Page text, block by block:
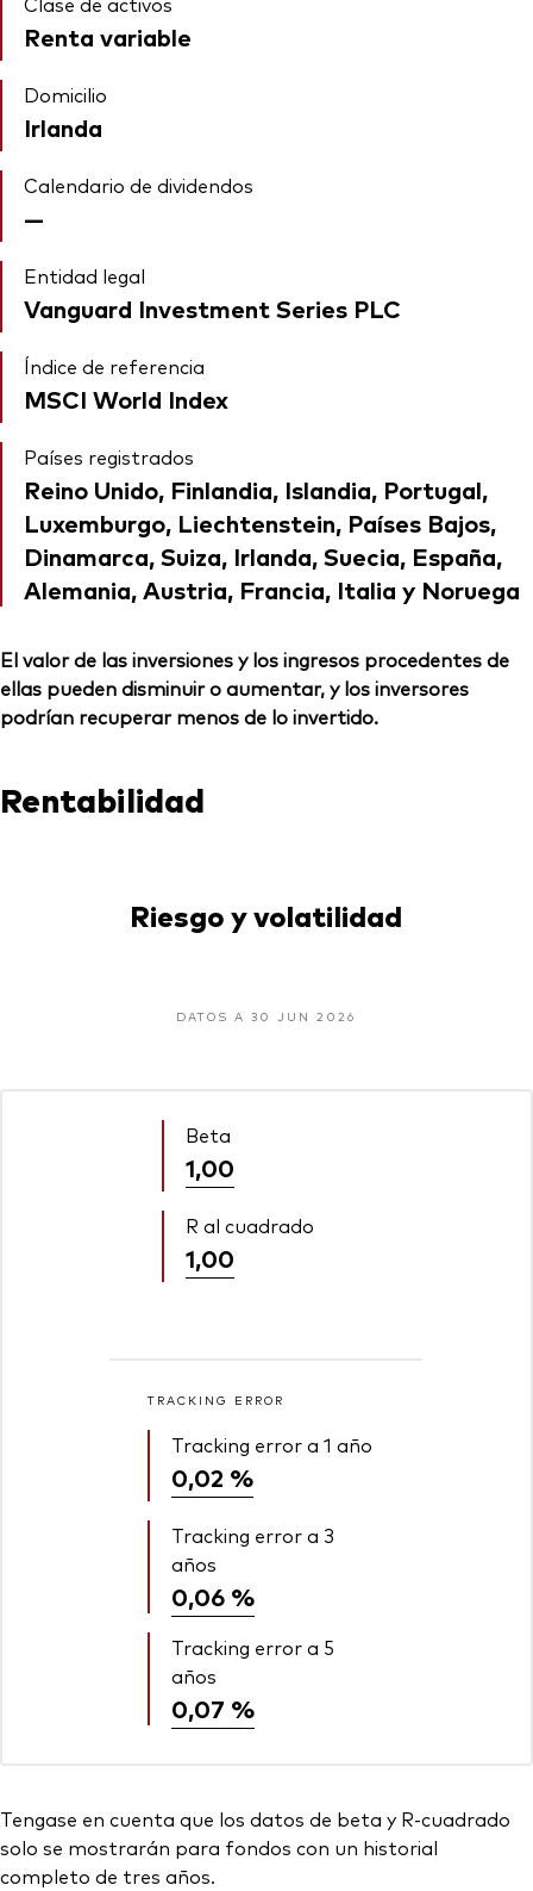
Renta variable
Domicilio
Irlanda
Calendario de dividendos
—
Entidad legal
Vanguard Investment Series PLC
Índice de referencia
MSCI World Index
Países registrados
Reino Unido, Finlandia, Islandia, Portugal,
Luxemburgo, Liechtenstein, Países Bajos,
Dinamarca, Suiza, Irlanda, Suecia, España,
Alemania, Austria, Francia, Italia y Noruega
El valor de las inversiones y los ingresos procedentes de
ellas pueden disminuir o aumentar, y los inversores
podrían recuperar menos de lo invertido.
Rentabilidad
Riesgo y volatilidad
DATOS A 30 JUN 2026
Beta
1,00
R al cuadrado
1,00
TRACKING ERROR
Tracking error a 1 año
0,02 %
Tracking error a 3
años
0,06 %
Tracking error a 5
años
0,07 %
Tengase en cuenta que los datos de beta y R-cuadrado
solo se mostrarán para fondos con un historial
completo de tres años.